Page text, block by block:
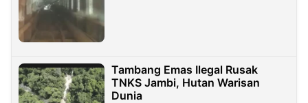
Tambang Emas Ilegal Rusak
TNKS Jambi, Hutan Warisan
Dunia